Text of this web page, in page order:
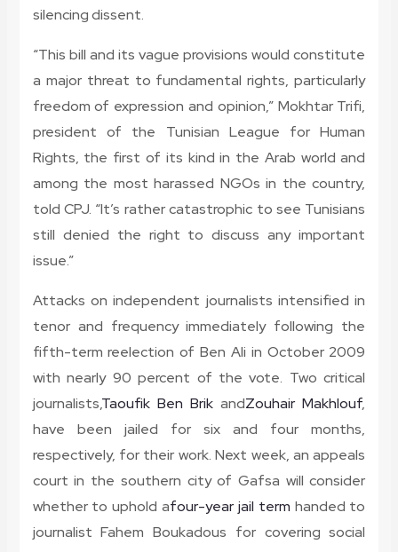
silencing dissent.
“This bill and its vague provisions would constitute
a major threat to fundamental rights, particularly
freedom of expression and opinion,” Mokhtar Trifi,
president of the Tunisian League for Human
Rights, the first of its kind in the Arab world and
among the most harassed NGOs in the country,
told CPJ. “It’s rather catastrophic to see Tunisians
still denied the right to discuss any important
issue.”
Attacks on independent journalists intensified in
tenor and frequency immediately following the
fifth-term reelection of Ben Ali in October 2009
with nearly 90 percent of the vote. Two critical
journalists,Taoufik Ben Brik andZouhair Makhlouf,
have been jailed for six and four months,
respectively, for their work. Next week, an appeals
court in the southern city of Gafsa will consider
whether to uphold afour-year jail term handed to
journalist Fahem Boukadous for covering social